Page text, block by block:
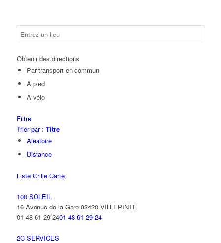
Obtenir des directions
Par transport en commun
A pied
À vélo
Filtre
Trier par : Titre
Aléatoire
Distance
Liste Grille Carte
100 SOLEIL
16 Avenue de la Gare 93420 VILLEPINTE
01 48 61 29 2401 48 61 29 24
2C SERVICES